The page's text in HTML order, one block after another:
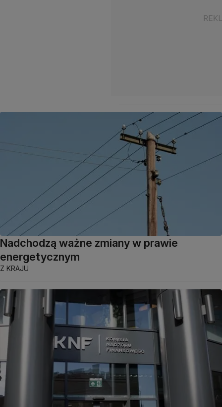
Nadchodzą ważne zmiany w prawie
energetycznym
Z KRAJU